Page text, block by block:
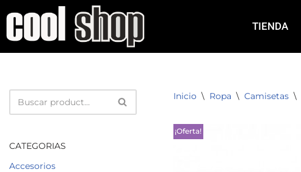
Saltar
TIENDA
CATEGORIAS
Accesorios
Inicio \ Ropa \ Camisetas \
¡Oferta!